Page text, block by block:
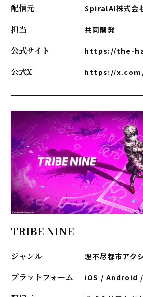
配信元 SpiralAI株式会
担当 共同開発
公式サイト https://the-
公式X https://
TRIBE NINE
ジャンル 理不尽都市アク
プラットフォーム iOS / Android